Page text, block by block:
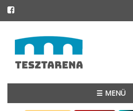
to
content
☰ MENÜ